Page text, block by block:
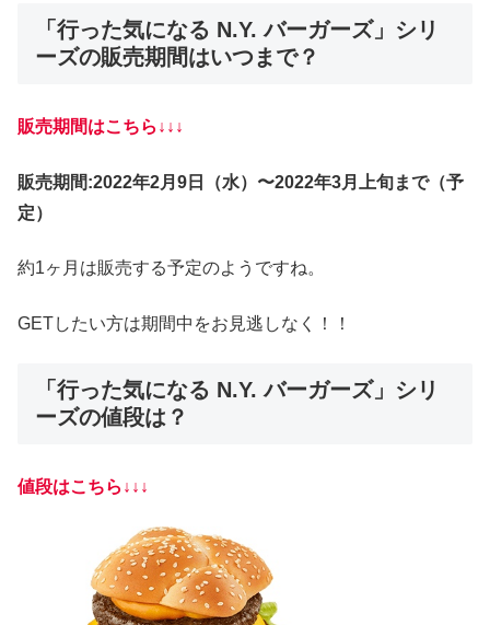
「行った気になる N.Y. バーガーズ」シリ
ーズの販売期間はいつまで？
販売期間はこちら↓↓↓
販売期間:2022年2月9日（水）〜2022年3月上旬まで（予
定）
約1ヶ月は販売する予定のようですね。
GETしたい方は期間中をお見逃しなく！！
「行った気になる N.Y. バーガーズ」シリ
ーズの値段は？
値段はこちら↓↓↓